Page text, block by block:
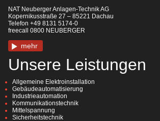
NAT Neuberger Anlagen-Technik AG
Kopernikusstraße 27 – 85221 Dachau
Telefon +49 8131 5174-0
freecall 0800 NEUBERGER
mehr
Unsere Leistungen
Allgemeine Elektroinstallation
Gebäudeautomatisierung
Industrieautomation
Kommunikationstechnik
Mittelspannung
Sicherheitstechnik